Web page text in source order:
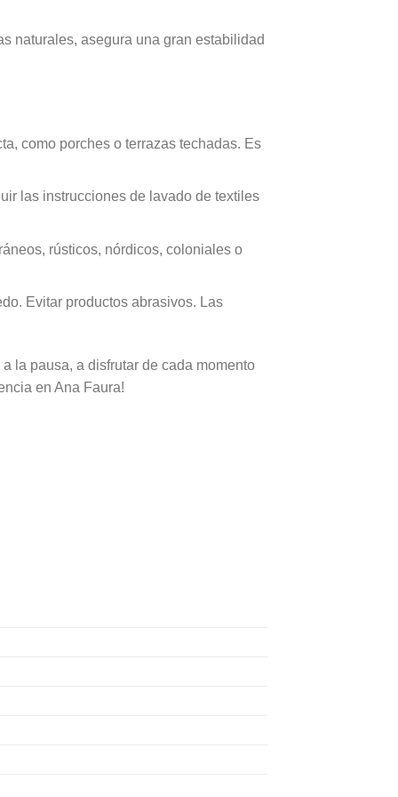
naturales, asegura una gran estabilidad
como porches o terrazas techadas. Es
las instrucciones de lavado de textiles
rústicos, nórdicos, coloniales o
Evitar productos abrasivos. Las
la pausa, a disfrutar de cada momento
en Ana Faura!